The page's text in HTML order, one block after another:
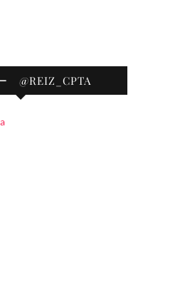
@REIZ_CPTA